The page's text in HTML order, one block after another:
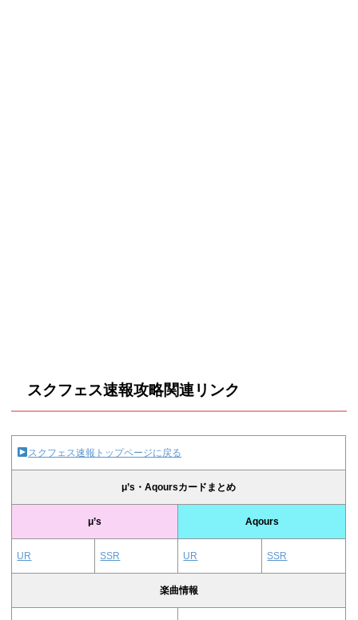
スクフェス速報攻略関連リンク
スクフェス速報トップページに戻る
μ’s・Aqoursカードまとめ
μ’s Aqours
UR SSR UR SSR
楽曲情報